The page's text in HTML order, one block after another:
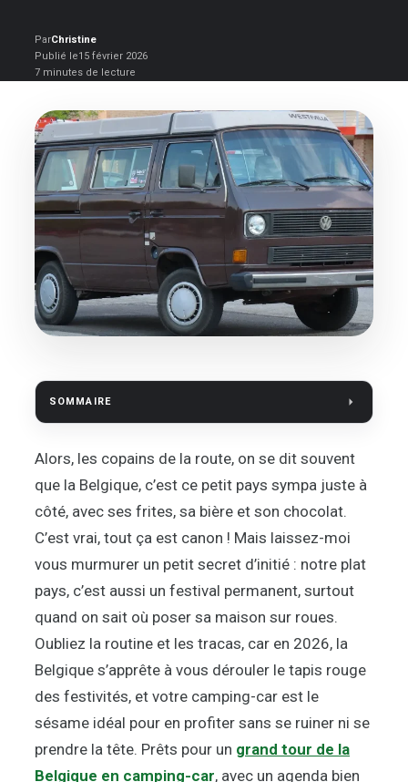
ParChristine
Publié le15 février 2026
7 minutes de lecture
SOMMAIRE
Alors, les copains de la route, on se dit souvent
que la Belgique, c’est ce petit pays sympa juste à
côté, avec ses frites, sa bière et son chocolat.
C’est vrai, tout ça est canon ! Mais laissez-moi
vous murmurer un petit secret d’initié : notre plat
pays, c’est aussi un festival permanent, surtout
quand on sait où poser sa maison sur roues.
Oubliez la routine et les tracas, car en 2026, la
Belgique s’apprête à vous dérouler le tapis rouge
des festivités, et votre camping-car est le
sésame idéal pour en profiter sans se ruiner ni se
prendre la tête. Prêts pour un grand tour de la
Belgique en camping-car, avec un agenda bien